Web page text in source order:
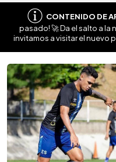
CONTENIDO DE
pasado! 🚀 Da el salto a la
invitamos a visitar el nuevo